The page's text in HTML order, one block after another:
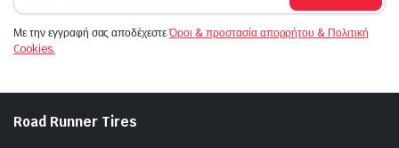
Με την εγγραφή σας αποδέχεστεΌροι & προστασία απορρήτου & Πολιτική
Cookies.
Road Runner Tires